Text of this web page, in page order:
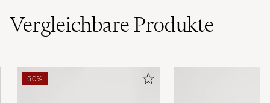
VergleichbareProdukte
50%